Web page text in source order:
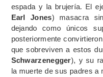
espada y la brujería. El
Earl Jones) masacra
dejando como únicos
posteriormente
que sobreviven a estos
Schwarzenegger), y su
la muerte de sus padres a